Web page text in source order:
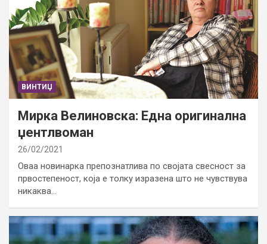
ВИНТИЏ
Мирка Велиновска: Една оригинална
џентлвоман
26/02/2021
Оваа новинарка препознатлива по својата свесност за
првостепеност, која е толку изразена што не чувствува
никаква…